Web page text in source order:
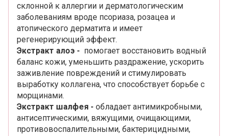
склонной к аллергии и дерматологическим
заболеваниям вроде псориаза, розацеа и
атопического дерматита и имеет
регенерирующий эффект.
Экстракт алоэ - помогает восстановить водный
баланс кожи, уменьшить раздражение, ускорить
заживление повреждений и стимулировать
выработку коллагена, что способствует борьбе с
морщинами.
Экстракт шалфея - обладает антимикробными,
антисептическими, вяжущими, очищающими,
противовоспалительными, бактерицидными,